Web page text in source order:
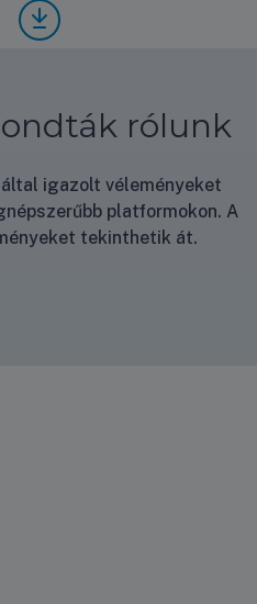
Vásá
rlási
rólunk
igazolt véleményeket
platformokon. A
tekinthetik át.